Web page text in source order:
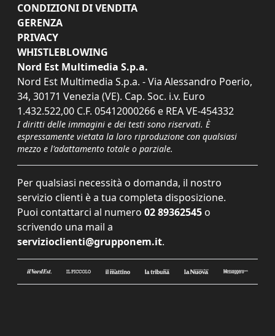
CONDIZIONI DI VENDITA
GERENZA
PRIVACY
WHISTLEBLOWING
Nord Est Multimedia S.p.a.
Nord Est Multimedia S.p.a. - Via Alessandro Poerio,
34, 30171 Venezia (VE). Cap. Soc. i.v. Euro
1.432.522,00 C.F. 05412000266 e REA VE-454332
I diritti delle immagini e dei testi sono riservati. È
espressamente vietata la loro riproduzione con qualsiasi
mezzo e l'adattamento totale o parziale.
Per qualsiasi necessità o domanda, il nostro
servizio clienti è a tua completa disposizione.
Puoi contattarci al numero 02 89362545 o
scrivendo una mail a
servizioclienti@grupponem.it.